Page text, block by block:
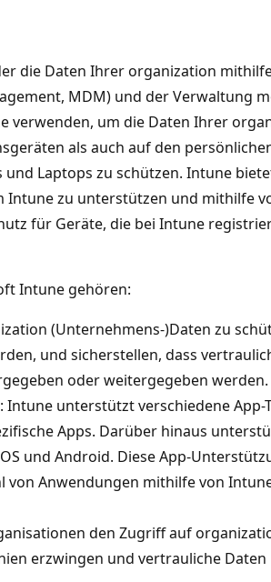
die Daten Ihrer organization
MDM) und der Verwaltung
verwenden, um die Daten Ihrer
als auch auf den
Laptops zu schützen. Intune
Intune zu unterstützen und mithilfe
für Geräte, die bei Intune
Intune gehören:
(Unternehmens-)Daten zu
und sicherstellen, dass
oder weitergegeben werden.
: Intune unterstützt verschiedene App-
Apps. Darüber hinaus
und Android. Diese App-
von Anwendungen mithilfe von
den Zugriff auf
erzwingen und vertrauliche Daten